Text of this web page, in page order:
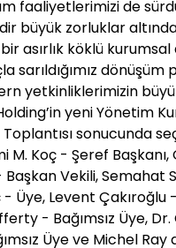
faaliyetlerimizi de
büyük zorluklar
asırlık köklü
sarıldığımız
yetkinliklerimizin
yeni Yönetim
Toplantısı sonucunda
M. Koç - Şeref
Başkan Vekili, Semahat
- Üye, Levent Çakıroğlu
- Bağımsız Üye,
Üye ve Michel Ray